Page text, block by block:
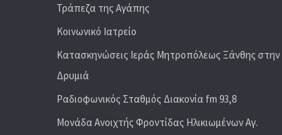
Τράπεζα της Αγάπης
Κοινωνικό Ιατρείο
Κατασκηνώσεις Ιεράς Μητροπόλεως Ξάνθης στην
Δρυμιά
Ραδιoφωνικός Σταθμός Διακονία fm 93,8
Μονάδα Ανοιχτής Φροντίδας Ηλικιωμένων Αγ.